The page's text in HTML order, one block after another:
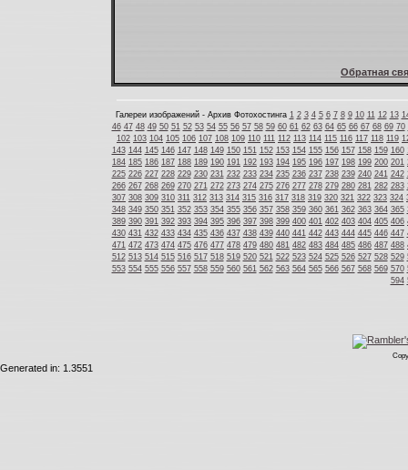
Обратная
Галереи изображений - Архив Фотохостинга 1 2 3 4 5 6 7 8 9 10 11 12 13
46 47 48 49 50 51 52 53 54 55 56 57 58 59 60 61 62 63 64 65 66 67 68 69 70
102 103 104 105 106 107 108 109 110 111 112 113 114 115 116 117 118 119
143 144 145 146 147 148 149 150 151 152 153 154 155 156 157 158 159 160
184 185 186 187 188 189 190 191 192 193 194 195 196 197 198 199 200 201
225 226 227 228 229 230 231 232 233 234 235 236 237 238 239 240 241 242
266 267 268 269 270 271 272 273 274 275 276 277 278 279 280 281 282 283
307 308 309 310 311 312 313 314 315 316 317 318 319 320 321 322 323 324
348 349 350 351 352 353 354 355 356 357 358 359 360 361 362 363 364 365
389 390 391 392 393 394 395 396 397 398 399 400 401 402 403 404 405 406
430 431 432 433 434 435 436 437 438 439 440 441 442 443 444 445 446 447
471 472 473 474 475 476 477 478 479 480 481 482 483 484 485 486 487 488
512 513 514 515 516 517 518 519 520 521 522 523 524 525 526 527 528 529
553 554 555 556 557 558 559 560 561 562 563 564 565 566 567 568 569 570
594
Generated in: 1.3551